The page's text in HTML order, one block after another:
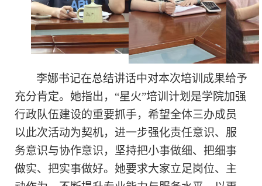
李娜书记在总结讲话中对本次培训成果给予
充分肯定。她指出， “星火”培训计划是学院加强
行政队伍建设的重要抓手，希望全体三办成员
以此次活动为契机，进一步强化责任意识、服
务意识与协作意识，坚持把小事做细、把细事
做实、把实事做好。她要求大家立足岗位、主